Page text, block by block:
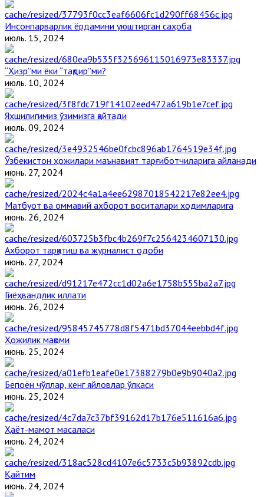
Инсонпарварлик ёрдамини уюштирган саҳоба
июль. 15, 2024
“Ҳизр”ми ёки “тақдир”ми?
июль. 10, 2024
Яхшилигимиз ўзимизга қайтади
июль. 09, 2024
Ўзбекистон ҳожилари маънавият тарғиботчиларига айланади
июнь. 27, 2024
Матбуот ва оммавий ахборот воситалари ходимларига
июнь. 26, 2024
Ахборот тарқатиш ва журналист одоби
июнь. 27, 2024
Гиёҳвандлик иллати
июнь. 26, 2024
Ҳожилик мақоми
июнь. 25, 2024
Бепоён чўллар, кенг яйловлар ўлкаси
июнь. 25, 2024
Ҳаёт-мамот масаласи
июнь. 24, 2024
Қайтим
июнь. 24, 2024